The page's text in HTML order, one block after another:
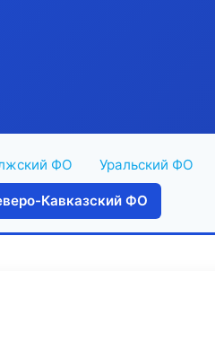
ФО Уральский ФО
Кавказский ФО